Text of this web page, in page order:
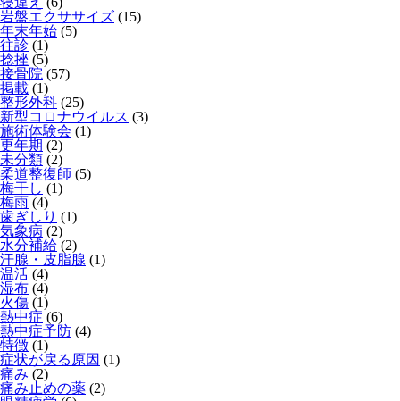
岩盤エクササイズ (15)
年末年始 (5)
往診 (1)
捻挫 (5)
接骨院 (57)
掲載 (1)
整形外科 (25)
新型コロナウイルス (3)
施術体験会 (1)
更年期 (2)
未分類 (2)
柔道整復師 (5)
梅干し (1)
梅雨 (4)
歯ぎしり (1)
気象病 (2)
水分補給 (2)
汗腺・皮脂腺 (1)
温活 (4)
湿布 (4)
火傷 (1)
熱中症 (6)
熱中症予防 (4)
特徴 (1)
症状が戻る原因 (1)
痛み (2)
痛み止めの薬 (2)